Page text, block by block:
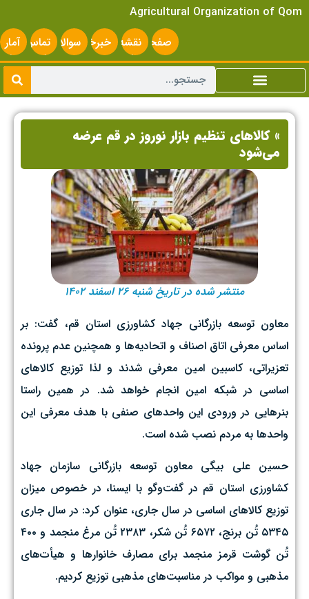
Agricultural Organization of Qom
صفحه
اصلی
نقشه
سایت
خبرخوانسوالات
متداول
تماس
با ما
آمار
» کالاهای تنظیم بازار نوروز در قم عرضه
می‌شود
منتشر شده در تاریخ شنبه ۲۶ اسفند ۱۴۰۲
معاون توسعه بازرگانی جهاد کشاورزی استان قم، گفت: بر
اساس معرفی اتاق اصناف و اتحادیه‌ها و همچنین عدم پرونده
تعزیراتی، کاسبین امین معرفی شدند و لذا توزیع کالاهای
اساسی در شبکه امین انجام خواهد شد. در همین راستا
بنرهایی در ورودی این واحدهای صنفی با هدف معرفی این
واحدها به مردم نصب شده است.
حسین علی بیگی معاون توسعه بازرگانی سازمان جهاد
کشاورزی استان قم در گفت‌وگو با ایسنا، در خصوص میزان
توزیع کالاهای اساسی در سال جاری، عنوان کرد: در سال جاری
۵۳۴۵ تُن برنج، ۶۵۷۲ تُن شکر، ۲۳۸۳ تُن مرغ منجمد و ۴۰۰
تُن گوشت قرمز منجمد برای مصارف خانوارها و هیأت‌های
مذهبی و مواکب در مناسبت‌های مذهبی توزیع کردیم.